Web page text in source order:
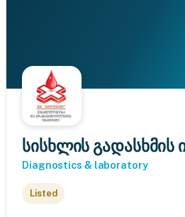
სისხლის გადასხმის
Diagnostics & laboratory
Listed